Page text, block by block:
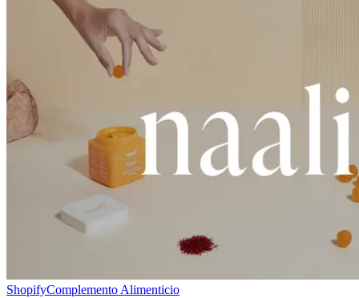
ShopifyComplemento Alimenticio